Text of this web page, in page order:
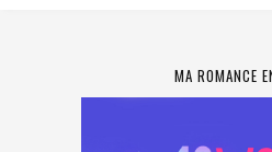
MA ROMANCE